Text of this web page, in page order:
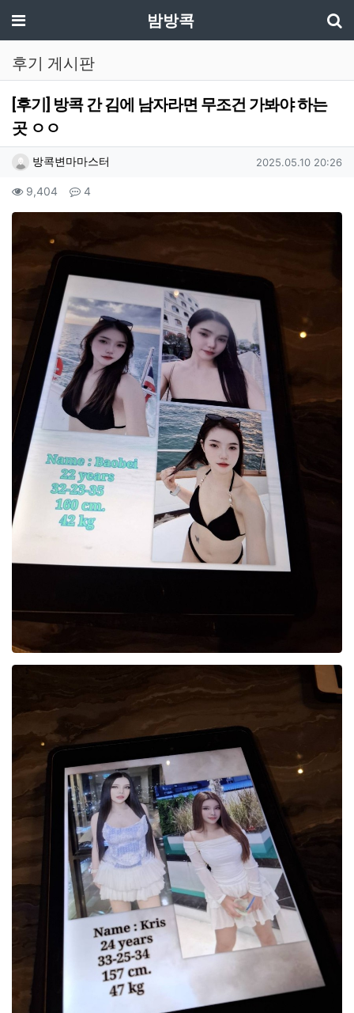
메뉴 밤방콕
후기 게시판
[후기] 방콕 간 김에 남자라면 무조건 가봐야 하는
곳 ㅇㅇ
작성자 정보
방콕변마마스터 작성일
2025.05.10 20:26
컨텐츠 정보
9,404 조회 4
본문